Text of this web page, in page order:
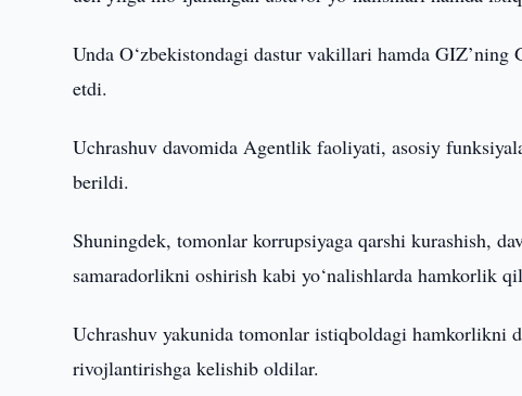
Unda O‘zbekistondagi dastur vakillari hamda
etdi.
Uchrashuv davomida Agentlik faoliyati, asosiy
berildi.
Shuningdek, tomonlar korrupsiyaga qarshi kurashish,
samaradorlikni oshirish kabi yo‘nalishlarda hamkorlik
Uchrashuv yakunida tomonlar istiqboldagi hamkorlikni
rivojlantirishga kelishib oldilar.